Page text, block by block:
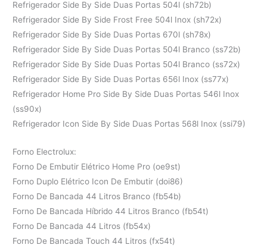
Refrigerador Side By Side Duas Portas 504l (sh72b)
Refrigerador Side By Side Frost Free 504l Inox (sh72x)
Refrigerador Side By Side Duas Portas 670l (sh78x)
Refrigerador Side By Side Duas Portas 504l Branco (ss72b)
Refrigerador Side By Side Duas Portas 504l Branco (ss72x)
Refrigerador Side By Side Duas Portas 656l Inox (ss77x)
Refrigerador Home Pro Side By Side Duas Portas 546l Inox
(ss90x)
Refrigerador Icon Side By Side Duas Portas 568l Inox (ssi79)
Forno Electrolux:
Forno De Embutir Elétrico Home Pro (oe9st)
Forno Duplo Elétrico Icon De Embutir (doi86)
Forno De Bancada 44 Litros Branco (fb54b)
Forno De Bancada Híbrido 44 Litros Branco (fb54t)
Forno De Bancada 44 Litros (fb54x)
Forno De Bancada Touch 44 Litros (fx54t)